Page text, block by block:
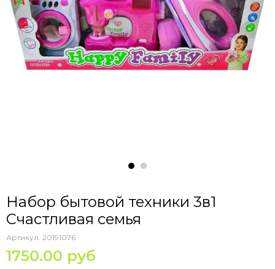
Набор бытовой техники 3в1
Счастливая семья
Артикул: 20191076
1750.00 руб